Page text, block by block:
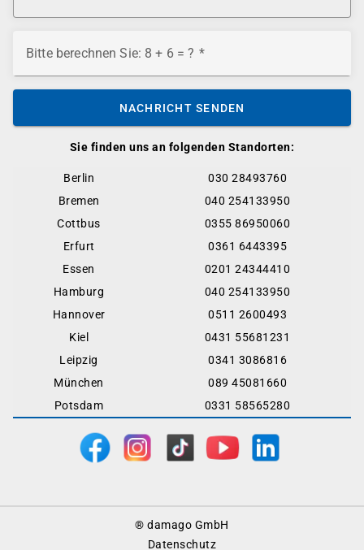
Sie finden uns an folgenden Standorten:
Berlin
030 28493760
Bremen
040 254133950
Cottbus
0355 86950060
Erfurt
0361 6443395
Essen
0201 24344410
Hamburg
040 254133950
Hannover
0511 2600493
Kiel
0431 55681231
Leipzig
0341 3086816
München
089 45081660
Potsdam
0331 58565280
Bitte berechnen Sie: 8 + 6 = ?
NACHRICHT SENDEN
® damago GmbH
Datenschutz